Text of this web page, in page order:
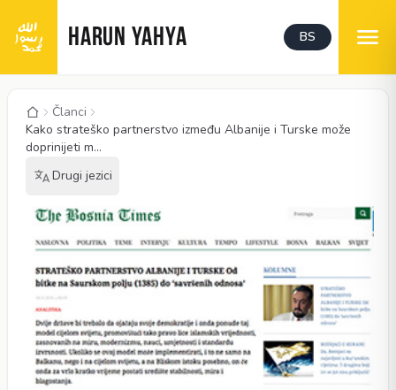
HARUN YAHYA BS
Članci
Kako strateško partnerstvo između Albanije i Turske može
doprinijeti m...
Drugi jezici